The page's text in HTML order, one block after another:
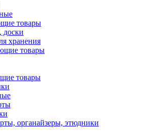
товары
доски
хранения
товары
товары
органайзеры, этюдники